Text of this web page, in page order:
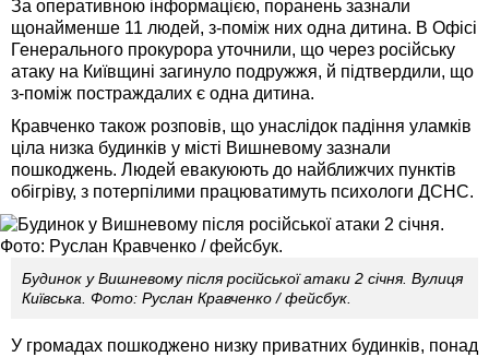
За оперативною інформацією, поранень зазнали
щонайменше 11 людей, з-поміж них одна дитина. В Офісі
Генерального прокурора уточнили, що через російську
атаку на Київщині загинуло подружжя, й підтвердили, що
з-поміж постраждалих є одна дитина.
Кравченко також розповів, що унаслідок падіння уламків
ціла низка будинків у місті Вишневому зазнали
пошкоджень. Людей евакуюють до найближчих пунктів
обігріву, з потерпілими працюватимуть психологи ДСНС.
Будинок у Вишневому після російської атаки 2 січня. Вулиця
Київська. Фото: Руслан Кравченко / фейсбук.
У громадах пошкоджено низку приватних будинків, понад